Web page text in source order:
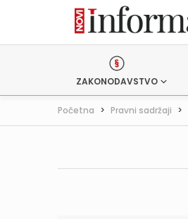
ZAKONODAVSTVO
Početna > Pravni sadržaji >